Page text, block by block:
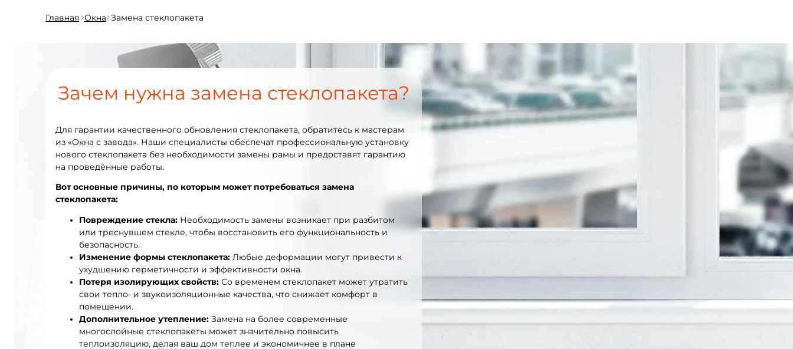
Главная Окна Замена стеклопакета
Зачем нужна замена стеклопакета?
Для гарантии качественного обновления стеклопакета, обратитесь к мастерам
из «Окна с завода». Наши специалисты обеспечат профессиональную установку
нового стеклопакета без необходимости замены рамы и предоставят гарантию
на проведённые работы.
Вот основные причины, по которым может потребоваться замена
стеклопакета:
Повреждение стекла: Необходимость замены возникает при разбитом
или треснувшем стекле, чтобы восстановить его функциональность и
безопасность.
Изменение формы стеклопакета: Любые деформации могут привести к
ухудшению герметичности и эффективности окна.
Потеря изолирующих свойств: Со временем стеклопакет может утратить
свои тепло- и звукоизоляционные качества, что снижает комфорт в
помещении.
Дополнительное утепление: Замена на более современные
многослойные стеклопакеты может значительно повысить
теплоизоляцию, делая ваш дом теплее и экономичнее в плане